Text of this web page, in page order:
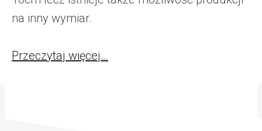
na inny wymiar.
Przeczytaj więcej…